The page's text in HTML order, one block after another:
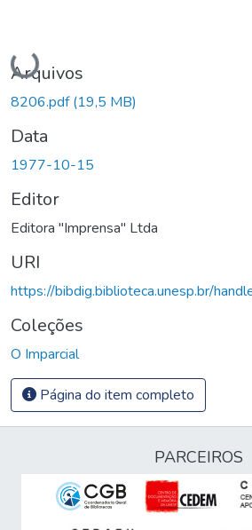
Carregando...
Arquivos
8206.pdf(19,5 MB)
Data
1977-10-15
Editor
Editora "Imprensa" Ltda
URI
https://bibdig.biblioteca.unesp.br/
Coleções
O Imparcial
Página do item completo
PARCEIROS